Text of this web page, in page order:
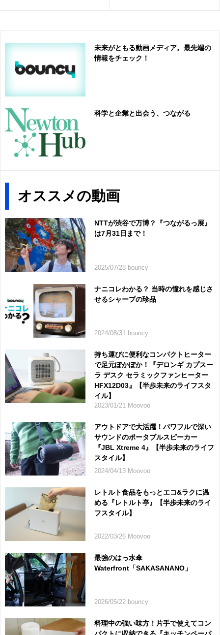
未来がともる動画メディア。最先端の
情報をチェック！
科学と企業と出会う、つながる
オススメの動画
NTTが渋谷で万博？『つながるっ展』
は7月31日まで！
2025/07/28 bouncy
ナニコレわかる？ 当時の憧れを感じさ
せるシャープの珍品
2024/08/31 bouncy
持ち運びに便利なコンパクトヒーター
で足元ぽかぽか！『デロンギ カプスー
ラ デスク セラミックファンヒーター
HFX12D03』【半歩未来のライフスタ
イル】
2023/01/21 Moovoo
アウトドアで大活躍！パワフルで深い
サウンドのポータブルスピーカー
『JBL Xtreme 4』【半歩未来のライフ
スタイル】
2024/04/13 Moovoo
レトルト食品をもっとエコ&ラクに温
める『レトルト亭』【半歩未来のライ
フスタイル】
2022/03/26 Moovoo
最強のはっ水傘
Waterfront「SAKASANANO」
2026/05/22 bouncy
料理中の強い味方！片手で使えてコン